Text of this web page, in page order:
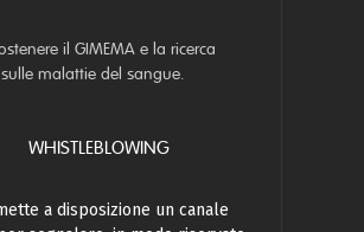
il GIMEMA e la ricerca
malattie del sangue.
WHISTLEBLOWING
a disposizione un canale